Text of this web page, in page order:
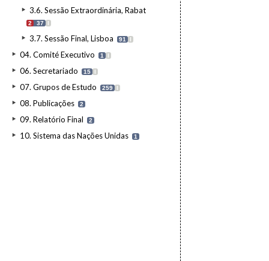
3.6. Sessão Extraordinária, Rabat
2 37 I
3.7. Sessão Final, Lisboa 91 I
04. Comité Executivo 1 I
06. Secretariado 15 I
07. Grupos de Estudo 259 I
08. Publicações 2
09. Relatório Final 2
10. Sistema das Nações Unidas 1